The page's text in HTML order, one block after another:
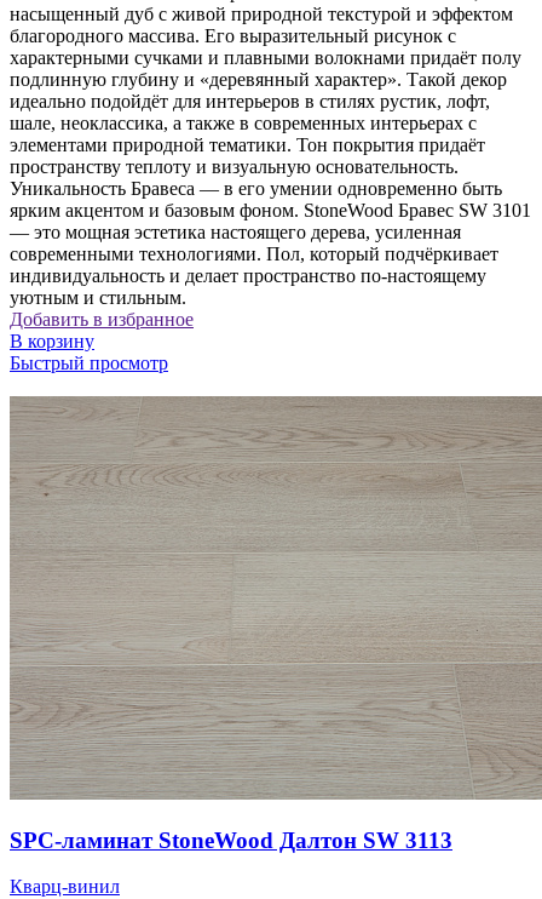
насыщенный дуб с живой природной текстурой и эффектом
благородного массива. Его выразительный рисунок с
характерными сучками и плавными волокнами придаёт полу
подлинную глубину и «деревянный характер». Такой декор
идеально подойдёт для интерьеров в стилях рустик, лофт,
шале, неоклассика, а также в современных интерьерах с
элементами природной тематики. Тон покрытия придаёт
пространству теплоту и визуальную основательность.
Уникальность Бравеса — в его умении одновременно быть
ярким акцентом и базовым фоном. StoneWood Бравес SW 3101
— это мощная эстетика настоящего дерева, усиленная
современными технологиями. Пол, который подчёркивает
индивидуальность и делает пространство по-настоящему
уютным и стильным.
Добавить в избранное
В корзину
Быстрый просмотр
SPC-ламинат StoneWood Далтон SW 3113
Кварц-винил